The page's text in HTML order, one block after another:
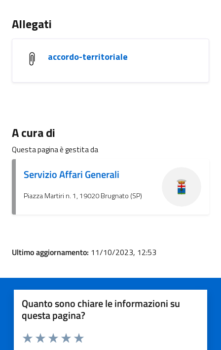
Allegati
accordo-territoriale
A cura di
Questa pagina è gestita da
Servizio Affari Generali
Piazza Martiri n. 1, 19020 Brugnato (SP)
Ultimo aggiornamento: 11/10/2023, 12:53
Quanto sono chiare le informazioni su
questa pagina?